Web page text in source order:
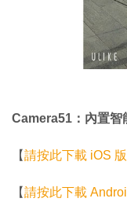
Camera51：內置智
【請按此下載 iOS 版
【請按此下載